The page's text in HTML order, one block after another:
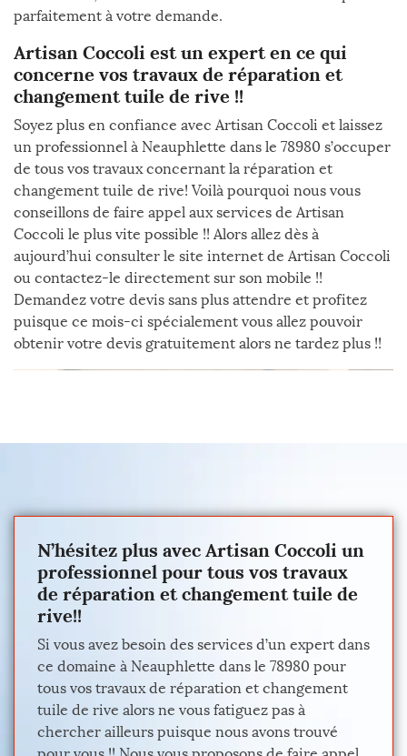
parfaitement à votre demande.
Artisan Coccoli est un expert en ce qui
concerne vos travaux de réparation et
changement tuile de rive !!
Soyez plus en confiance avec Artisan Coccoli et laissez
un professionnel à Neauphlette dans le 78980 s’occuper
de tous vos travaux concernant la réparation et
changement tuile de rive! Voilà pourquoi nous vous
conseillons de faire appel aux services de Artisan
Coccoli le plus vite possible !! Alors allez dès à
aujourd’hui consulter le site internet de Artisan Coccoli
ou contactez-le directement sur son mobile !!
Demandez votre devis sans plus attendre et profitez
puisque ce mois-ci spécialement vous allez pouvoir
obtenir votre devis gratuitement alors ne tardez plus !!
N’hésitez plus avec Artisan Coccoli un
professionnel pour tous vos travaux
de réparation et changement tuile de
rive!!
Si vous avez besoin des services d’un expert dans
ce domaine à Neauphlette dans le 78980 pour
tous vos travaux de réparation et changement
tuile de rive alors ne vous fatiguez pas à
chercher ailleurs puisque nous avons trouvé